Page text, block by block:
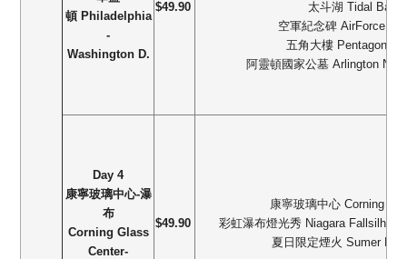
頓 Philadelphia
-
Washington D.
$49.90
太斗湖 Tidal Basin
空軍紀念碑AirForce
五角大樓Pentagon-
阿靈頓國家公墓 Arlington
Day 4
康寧玻璃中心-瀑
布
Corning Glass
Center-
$49.90
康寧玻璃中心 Corning
彩虹瀑布燈光秀 Niagara
夏日限定煙火 Sumer